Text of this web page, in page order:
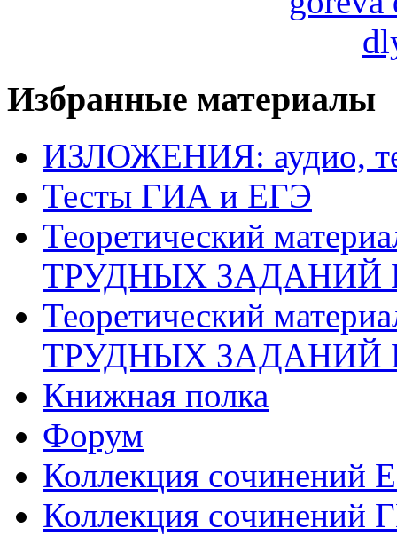
Избранные материалы
ИЗЛОЖЕНИЯ: аудио,
Тесты ГИА и ЕГЭ
Теоретический
ТРУДНЫХ ЗАДАНИЙ
Теоретический
ТРУДНЫХ ЗАДАНИЙ
Книжная полка
Форум
Коллекция сочинений
Коллекция сочинений